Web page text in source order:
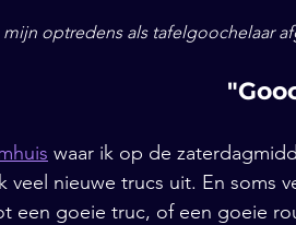
mijn optredens als tafelgoochelaar
waar ik op de
veel nieuwe trucs uit. En soms
een goeie truc, of een goeie